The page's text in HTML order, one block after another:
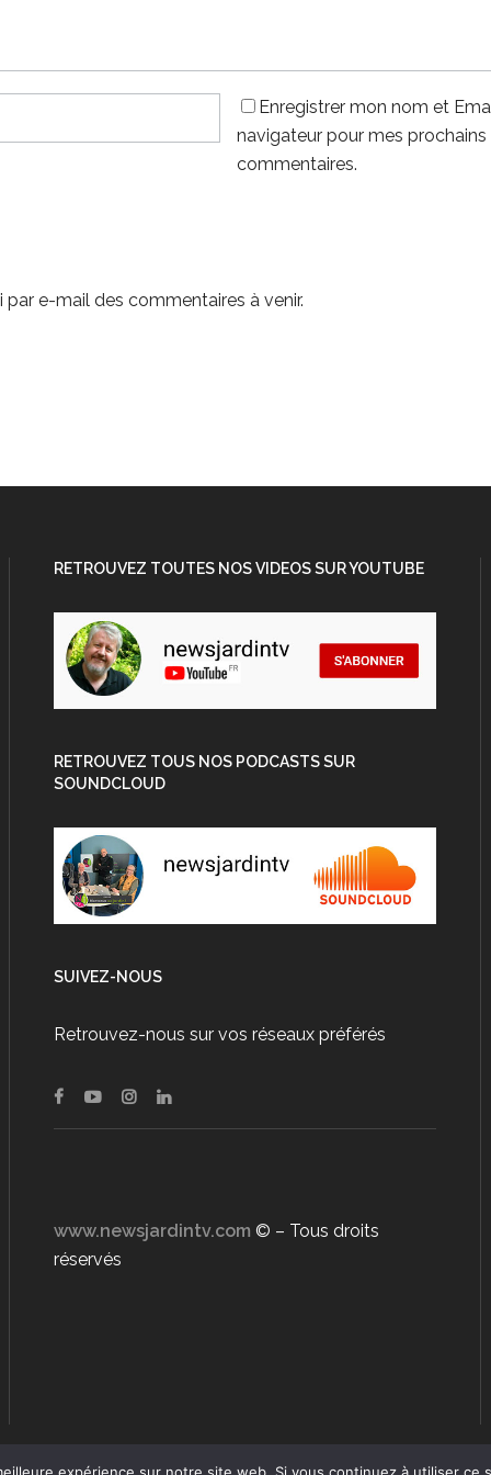
Enregistrer mon nom et
navigateur pour mes prochains
commentaires.
e-mail des commentaires à venir.
RETROUVEZ TOUTES NOS VIDEOS SUR YOUTUBE
RETROUVEZ TOUS NOS PODCASTS SUR
SOUNDCLOUD
SUIVEZ-NOUS
Retrouvez-nous sur vos réseaux préférés
www.newsjardintv.com © – Tous droits
réservés